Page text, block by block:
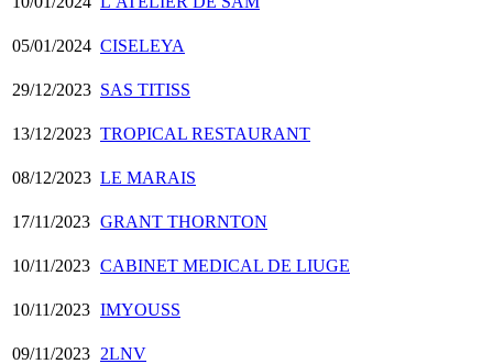
05/01/2024 CISELEYA
29/12/2023 SAS TITISS
13/12/2023 TROPICAL RESTAURANT
08/12/2023 LE MARAIS
17/11/2023 GRANT THORNTON
10/11/2023 CABINET MEDICAL DE LIUGE
10/11/2023 IMYOUSS
09/11/2023 2LNV